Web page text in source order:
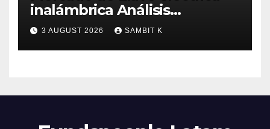
inalámbrica Análisis
Estratégico, Competencia y
Proyecciones hasta 2035
3 AUGUST 2026 SAMBIT K